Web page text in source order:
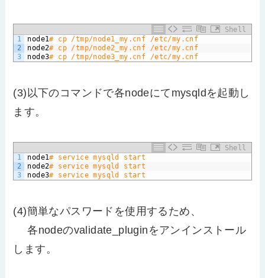
Shell
1
2
3
node1# cp /tmp/node1_my.cnf /etc/my.cnf
node2# cp /tmp/node2_my.cnf /etc/my.cnf
node3# cp /tmp/node3_my.cnf /etc/my.cnf
(3)以下のコマンドで各nodeにてmysqldを起動し
ます。
Shell
1
2
3
node1# service mysqld start
node2# service mysqld start
node3# service mysqld start
(4)簡単なパスワードを使用するため、
各nodeのvalidate_pluginをアンインストール
します。